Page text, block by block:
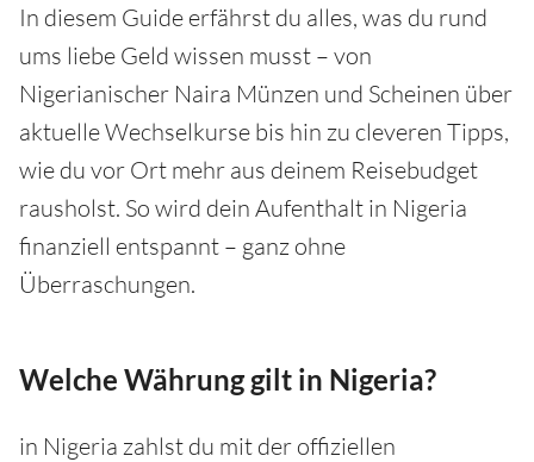
In diesem Guide erfährst du alles, was du rund
ums liebe Geld wissen musst – von
Nigerianischer Naira Münzen und Scheinen über
aktuelle Wechselkurse bis hin zu cleveren Tipps,
wie du vor Ort mehr aus deinem Reisebudget
rausholst. So wird dein Aufenthalt in Nigeria
finanziell entspannt – ganz ohne
Überraschungen.
Welche Währung gilt in Nigeria?
in Nigeria zahlst du mit der offiziellen